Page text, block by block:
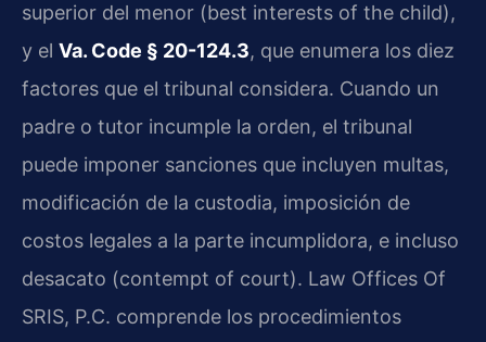
superior del menor (best interests of the child),
y el Va. Code § 20-124.3, que enumera los diez
factores que el tribunal considera. Cuando un
padre o tutor incumple la orden, el tribunal
puede imponer sanciones que incluyen multas,
modificación de la custodia, imposición de
costos legales a la parte incumplidora, e incluso
desacato (contempt of court). Law Offices Of
SRIS, P.C. comprende los procedimientos